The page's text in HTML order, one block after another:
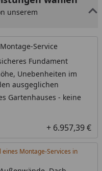
unserem
Service
Fundament
Unebenheiten im
ausgeglichen
Gartenhauses - keine
+ 6.957,39 €
Montage-Services in